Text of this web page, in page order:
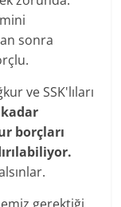
sonra
ve SSK'lıları
borçları